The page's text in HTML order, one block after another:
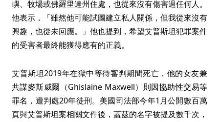
嶼、牧場或佛羅里達州住處，也從來沒有傷害過任何人。
他表示，「雖然他可能試圖建立私人關係，但我從來沒有
興趣，也從未回應。」他也提到，希望艾普斯坦犯罪案件
的受害者最終能獲得應有的正義。
艾普斯坦2019年在獄中等待審判期間死亡，他的女友兼
共謀麥斯威爾（Ghislaine Maxwell）則因協助性交易等
罪名，遭判處20年徒刑。美國司法部今年1月公開數百萬
頁與艾普斯坦案相關文件後，蓋茲的名字被提及數千次，